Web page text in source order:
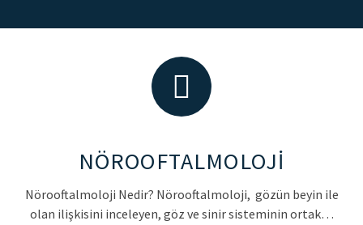
NÖROOFTALMOLOJİ
Nörooftalmoloji Nedir? Nörooftalmoloji, gözün beyin ile
olan ilişkisini inceleyen, göz ve sinir sisteminin ortak…